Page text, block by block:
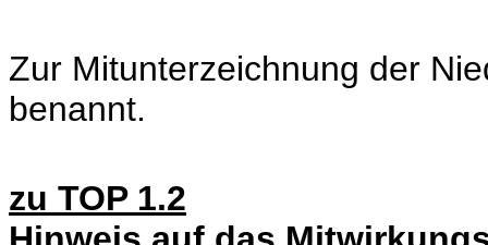
Zur Mitunterzeichnung der
benannt.
zu TOP 1.2